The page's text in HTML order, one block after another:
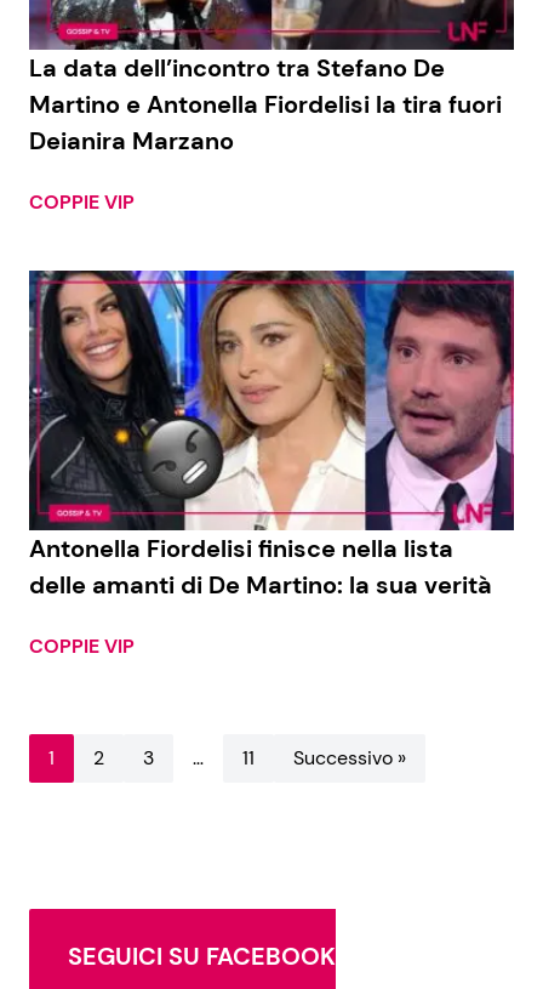
La data dell’incontro tra Stefano De
Martino e Antonella Fiordelisi la tira fuori
Deianira Marzano
COPPIE VIP
Antonella Fiordelisi finisce nella lista
delle amanti di De Martino: la sua verità
COPPIE VIP
1 2 3 … 11 Successivo »
SEGUICI SU FACEBOOK